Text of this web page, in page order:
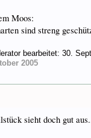
Moos:
sind streng
bearbeitet: 30.
2005
sieht doch gut